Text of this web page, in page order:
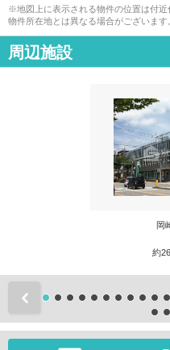
※地図上に表示される物件の位置は付
物件所在地とは異なる場合がございます
周辺施設
岡
約
前